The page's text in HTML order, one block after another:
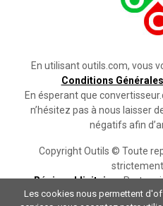
En utilisant outils.com, vous
Conditions
En ésperant que
n’hésitez pas à nous laisser
négatifs afin
Copyright Outils © Toute
Régie publicitaire-
credit, &
Les cookies nous permettent